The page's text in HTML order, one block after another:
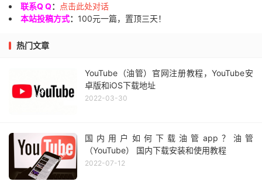
联系Q Q：
点击此处对话
本站投稿方式： 100元一篇，置顶三天！
热门文章
YouTube（油管）官网注册教程，YouTube安
卓版和iOS下载地址
2022-03-30
国内用户如何下载油管app？油管
（YouTube） 国内下载安装和使用教程
2022-07-12